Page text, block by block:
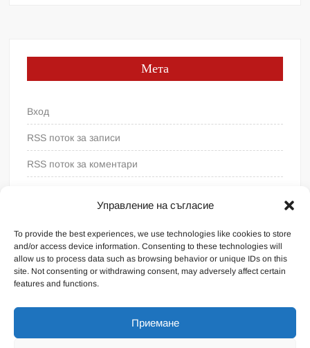
Управление на съгласие
To provide the best experiences, we use technologies like cookies to store
and/or access device information. Consenting to these technologies will
allow us to process data such as browsing behavior or unique IDs on this
site. Not consenting or withdrawing consent, may adversely affect certain
features and functions.
Приемане
Мета
Вход
RSS поток за записи
RSS поток за коментари